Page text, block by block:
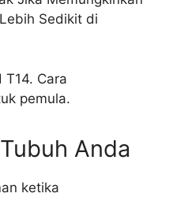
Sedikit di
Anda
ketika